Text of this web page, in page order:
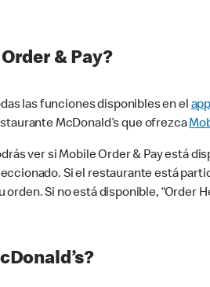
& Pay?
las funciones disponibles en el
McDonald’s que ofrezca
ver si Mobile Order & Pay está
Si el restaurante está
Si no está disponible, “Order